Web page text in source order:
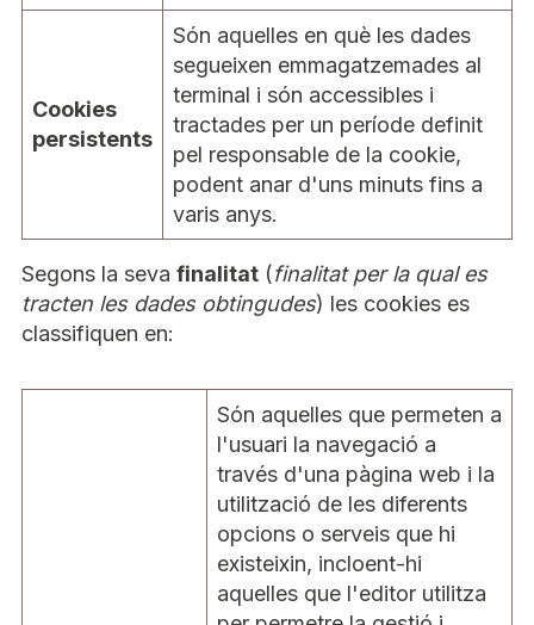
Cookies
persistents
Són aquelles en què les dades
segueixen emmagatzemades al
terminal i són accessibles i
tractades per un període definit
pel responsable de la cookie,
podent anar d'uns minuts fins a
varis anys.
Segons la seva finalitat (finalitat per la qual es
tracten les dades obtingudes) les cookies es
classifiquen en:
Són aquelles que permeten a
l'usuari la navegació a
través d'una pàgina web i la
utilització de les diferents
opcions o serveis que hi
existeixin, incloent-hi
aquelles que l'editor utilitza